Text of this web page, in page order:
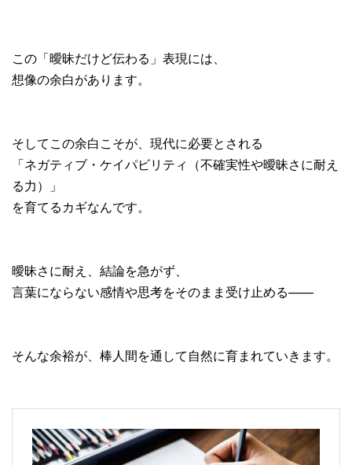
この「曖昧だけど伝わる」表現には、
想像の余白があります。
そしてこの余白こそが、現代に必要とされる
「ネガティブ・ケイパビリティ（不確実性や曖昧さに耐え
る力）」
を育てるカギなんです。
曖昧さに耐え、結論を急がず、
言葉にならない感情や思考をそのまま受け止める——
そんな余裕が、棒人間を通して自然に育まれていきます。